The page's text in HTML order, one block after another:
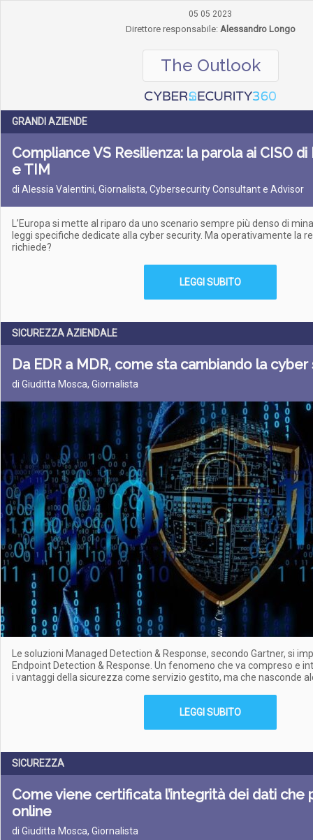
05 05 2023
Direttore responsabile: Alessandro Longo
The Outlook
GRANDI AZIENDE
Compliance VS Resilienza: la parola ai CISO
e TIM
di Alessia Valentini, Giornalista, Cybersecurity Consultant e Advisor
L’Europa si mette al riparo da uno scenario sempre più denso di
leggi specifiche dedicate alla cyber security. Ma operativamente la
richiede?
LEGGI SUBITO
SICUREZZA AZIENDALE
Da EDR a MDR, come sta cambiando la
di Giuditta Mosca, Giornalista
Le soluzioni Managed Detection & Response, secondo Gartner, si
Endpoint Detection & Response. Un fenomeno che va compreso e
i vantaggi della sicurezza come servizio gestito, ma che nasconde
LEGGI SUBITO
SICUREZZA
Come viene certificata l’integrità dei dati che
online
di Giuditta Mosca, Giornalista